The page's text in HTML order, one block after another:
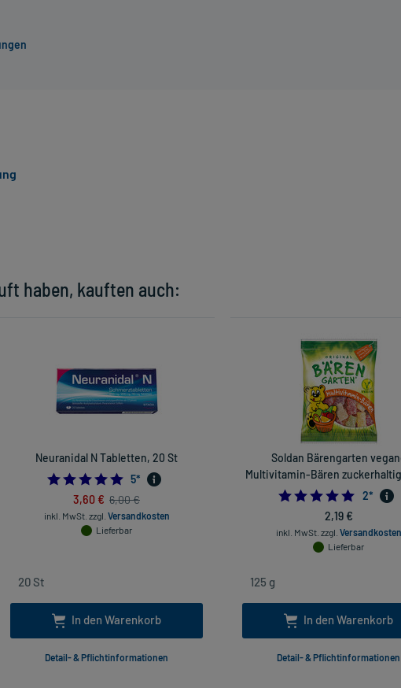
haben, kauften auch:
Neuranidal N Tabletten, 20 St
5.0
5*
3,60 € 6,00 €
inkl. MwSt. zzgl. Versandkosten
Lieferbar
In den Warenkorb
Detail- & Pflichtinformationen
Soldan Bärengarten
Multivitamin-Bären
5.0
2*
2,19 €
inkl. MwSt. zzgl. Versandkosten
Lieferbar
In den Warenkorb
Detail- & Pflichtinformationen